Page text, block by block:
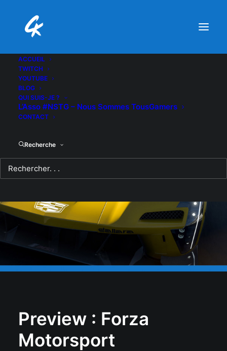
ACCUEIL
TWITCH
YOUTUBE
BLOG
QUI SUIS-JE ?
L’Asso #NSTG – Nous Sommes TousGamers
CONTACT
Recherche
Preview : Forza
Motorsport